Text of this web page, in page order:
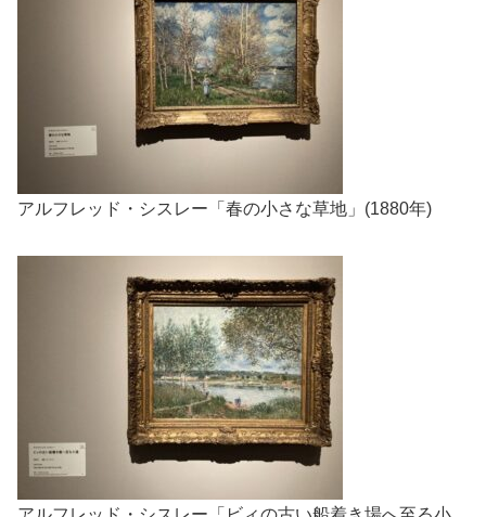
アルフレッド・シスレー「春の小さな草地」(1880年)